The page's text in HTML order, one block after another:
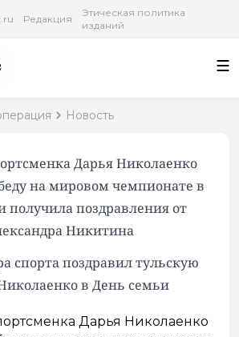
Редакция
Этическая политика
изданий
Новость
Дарья Николаенко
на мировом чемпионате в
получила поздравления от
Никитина
спорта поздравил тульскую
в День семьи